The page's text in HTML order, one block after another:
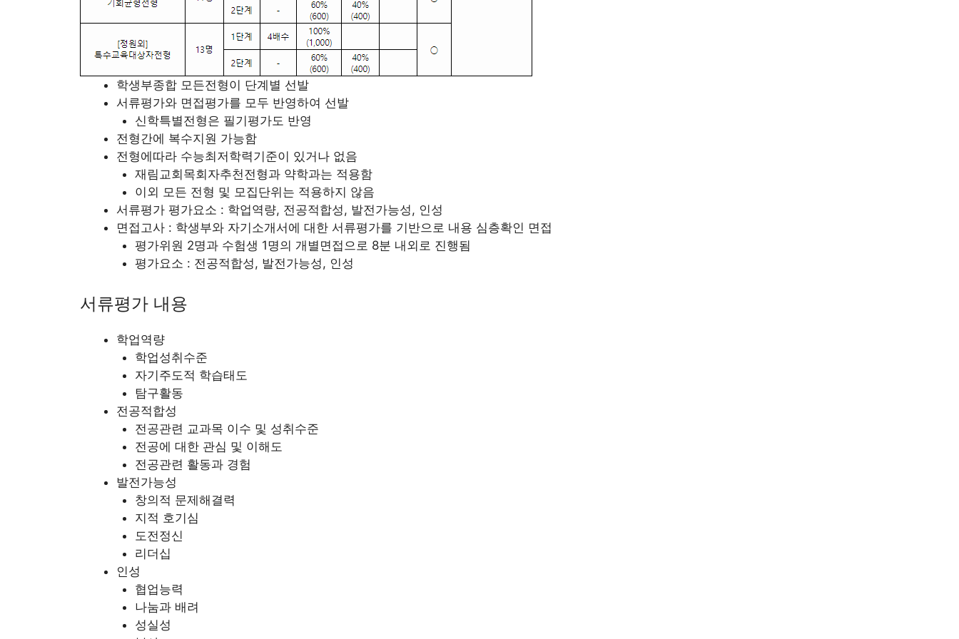
학생부종합 모든전형이 단계별 선발
서류평가와 면접평가를 모두 반영하여 선발
신학특별전형은 필기평가도 반영
전형간에 복수지원 가능함
전형에따라 수능최저학력기준이 있거나 없음
재림교회목회자추천전형과 약학과는 적용함
이외 모든 전형 및 모집단위는 적용하지 않음
서류평가 평가요소 : 학업역량, 전공적합성, 발전가능성, 인성
면접고사 : 학생부와 자기소개서에 대한 서류평가를 기반으로 내용 심층확인 면접
평가위원 2명과 수험생 1명의 개별면접으로 8분 내외로 진행됨
평가요소 : 전공적합성, 발전가능성, 인성
서류평가 내용
학업역량
학업성취수준
자기주도적 학습태도
탐구활동
전공적합성
전공관련 교과목 이수 및 성취수준
전공에 대한 관심 및 이해도
전공관련 활동과 경험
발전가능성
창의적 문제해결력
지적 호기심
도전정신
리더십
인성
협업능력
나눔과 배려
성실성